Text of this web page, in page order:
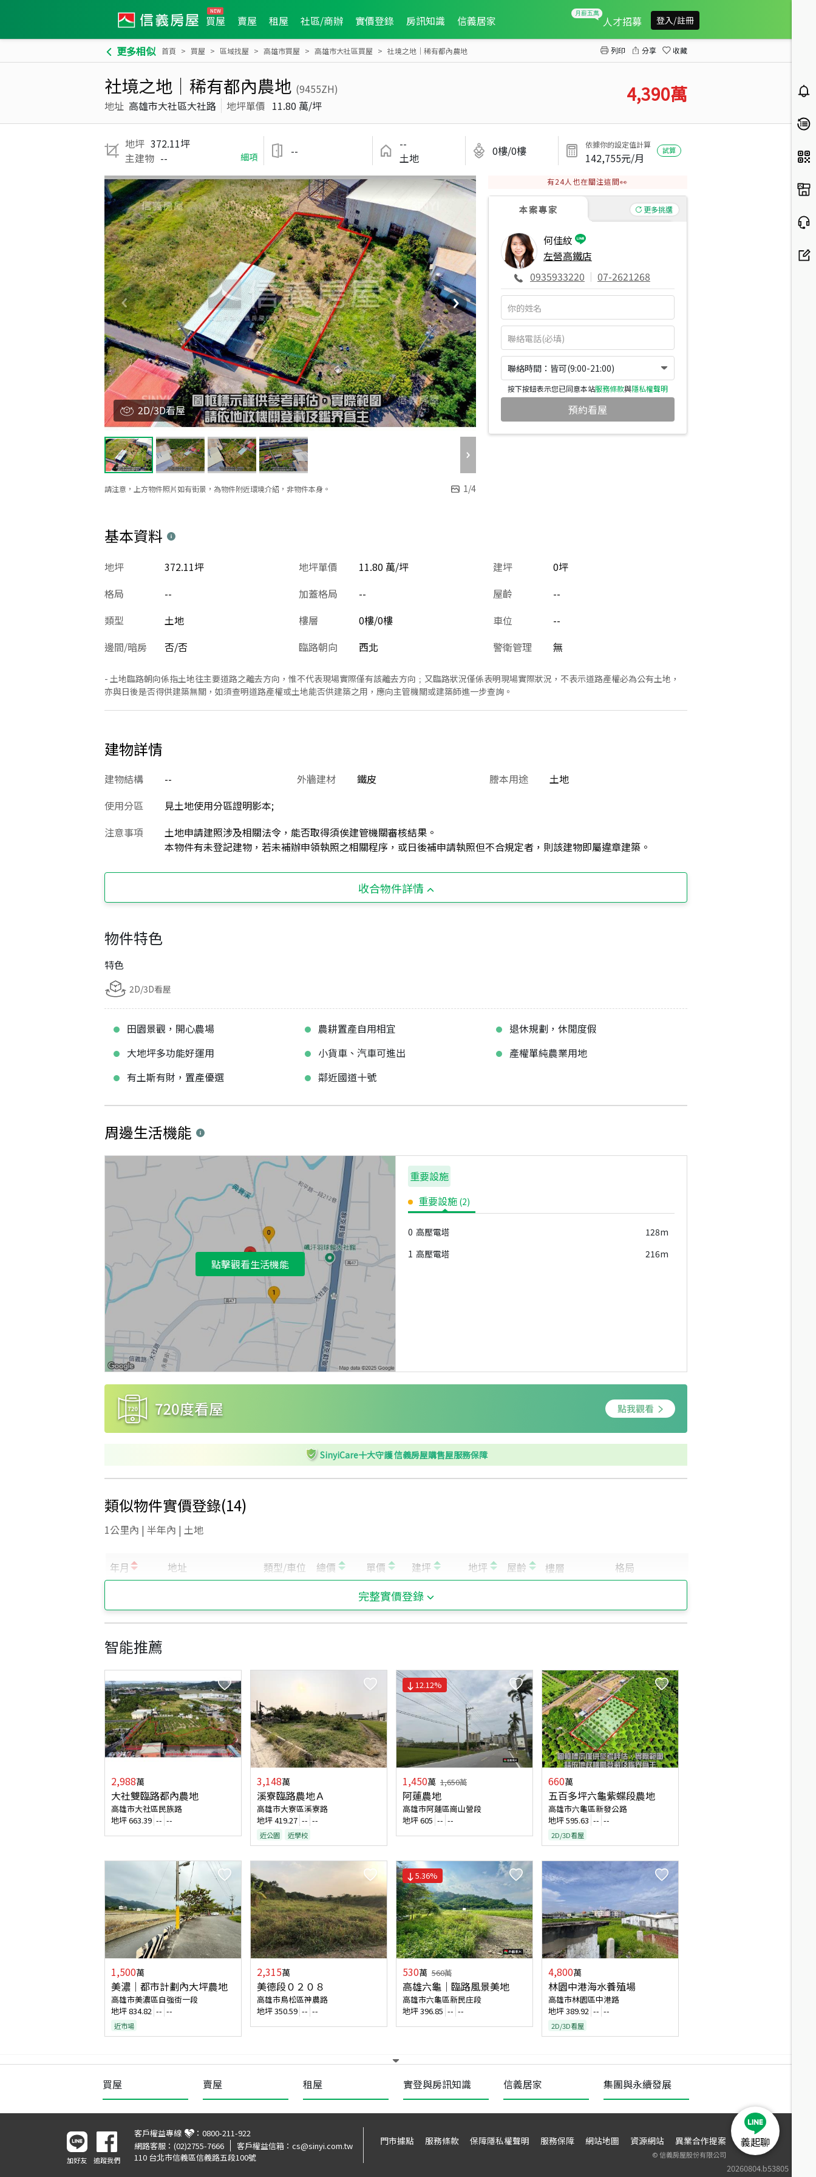
買屋 賣屋 租屋 社區/商辦 實價登錄 房訊知識 信義居家 人才招募 登入/註冊
更多相似 首頁 買屋 區域找屋 高雄市買屋 高雄市大社區買屋 社境之地｜稀有都內農地 列印 分享 收藏
社境之地｜稀有都內農地 (9455ZH)
地址 高雄市大社區大社路 地坪單價 11.80 萬/坪 4,390萬
地坪 372.11坪
主建物 -- 細項 --
--
土地
0樓/0樓 依據你的設定值計算
142,755元/月
試算
請注意，上方物件照片如有街景，為物件附近環境介紹，非物件本身。 1/4
2D/3D看屋
有24人也在關注這間👀
本案專家 更多挑選
何佳紋
左營高鐵店
0935933220 | 07-2621268
聯絡時間：皆可(9:00-21:00)
按下按鈕表示您已同意本站服務條款與隱私權聲明
預約看屋
基本資料
建坪 0坪
地坪 372.11坪 地坪單價
11.80 萬/坪
格局
-- 加蓋格局 -- 屋齡
--
類型
土地 樓層 0樓/0樓 車位
--
邊間/暗房
否/否 臨路朝向 西北 警衛管理 無
- 土地臨路朝向係指土地往主要道路之離去方向，惟不代表現場實際僅有該離去方向﹔又臨路狀況僅係表明現場實際狀況，不表示道路產權必為公有土地，
亦與日後是否得供建築無關，如須查明道路產權或土地能否供建築之用，應向主管機關或建築師進一步查詢。
建物詳情
建物結構 -- 外牆建材 鐵皮 謄本用途
土地
使用分區
見土地使用分區證明影本;
注意事項
土地申請建照涉及相關法令，能否取得須俟建管機關審核結果。
本物件有未登記建物，若未補辦申領執照之相關程序，或日後補申請執照但不合規定者，則該建物即屬違章建築。
收合物件詳情
物件特色
特色
2D/3D看屋
田園景觀，開心農場 農耕置產自用相宜
退休規劃，休閒度假
大地坪多功能好運用
小貨車、汽車可進出
產權單純農業用地
有土斯有財，置產優選
鄰近國道十號
周邊生活機能
點擊觀看生活機能
重要設施
重要設施 (2)
0 高壓電塔
128m
1 高壓電塔 216m
SinyiCare十大守護 信義房屋購售屋服務保障
類似物件實價登錄(14)
1公里內 | 半年內 | 土地
完整實價登錄
智能推薦
2,988萬
大社雙臨路都內農地
高雄市大社區民族路
地坪663.39 -- --
3,148萬
溪寮臨路農地Ａ
高雄市大寮區溪寮路
地坪419.27 -- --
近公園 近學校
12.12%
1,450萬 1,650萬
阿蓮農地
高雄市阿蓮區崗山營段
地坪605 -- --
660萬
五百多坪六龜紫蝶段農地
高雄市六龜區新發公路
地坪595.63 -- --
2D/3D看屋
1,500萬
美濃｜都市計劃內大坪農地
高雄市美濃區自強街一段
地坪834.82 -- --
近市場
2,315萬
美德段０２０８
高雄市鳥松區神農路
地坪350.59 -- --
5.36%
530萬 560萬
高雄六龜｜臨路風景美地
高雄市六龜區新民庄段
地坪396.85 -- --
4,800萬
林園中港海水養殖場
高雄市林園區中港路
地坪389.92 -- --
2D/3D看屋
買屋 賣屋 租屋 實登與房訊知識 信義居家 集團與永續發展
20260804.b53805
加好友 追蹤我們
客戶權益專線 ： 0800-211-922
網路客服： (02)2755-7666 客戶權益信箱： cs@sinyi.com.tw
110 台北市信義區信義路五段100號
門市據點 服務條款 保障隱私權聲明 服務保障 網站地圖 資源網站 異業合作提案
©信義房屋股份有限公司
義起聊